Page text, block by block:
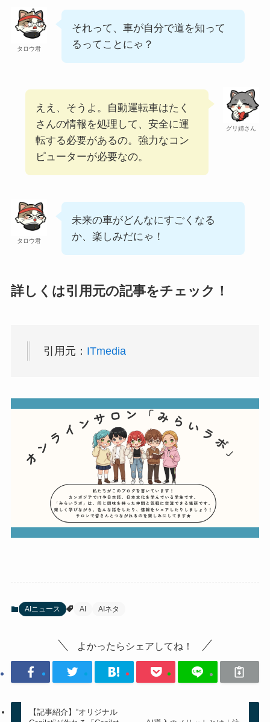
タロウ君
それって、車が自分で道を知って
るってことにゃ？
グリ姉さん
ええ、そうよ。自動運転車はたく
さんの情報を処理して、安全に運
転する必要があるの。強力なコン
ピューターが必要なの。
タロウ君
未来の車がどんなにすごくなる
か、楽しみだにゃ！
詳しくは引用元の記事をチェック！
引用元： ITmedia
AIニュース AI AIネタ
よかったらシェアしてね！
【記事紹介】“オリジナル